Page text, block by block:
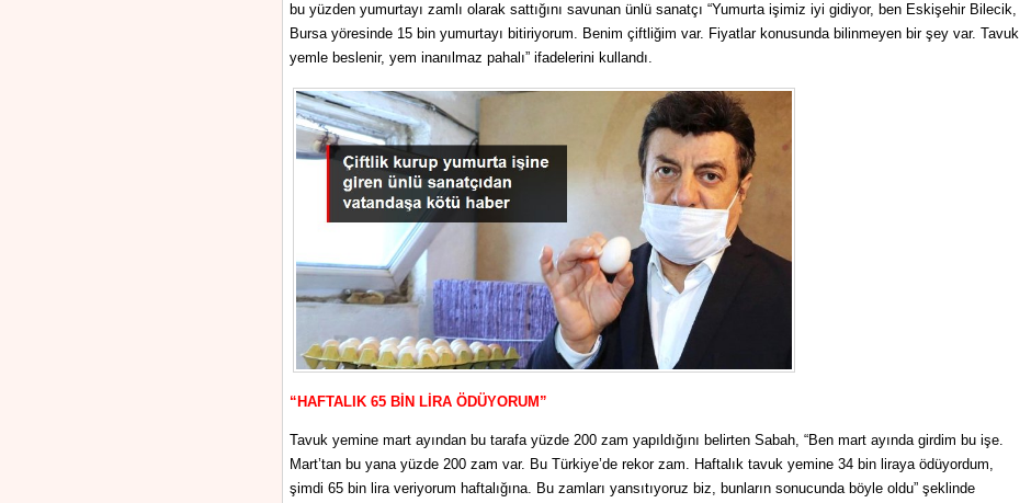
bu yüzden yumurtayı zamlı olarak sattığını savunan ünlü sanatçı “Yumurta işimiz iyi gidiyor, ben Eskişehir Bilecik,
Bursa yöresinde 15 bin yumurtayı bitiriyorum. Benim çiftliğim var. Fiyatlar konusunda bilinmeyen bir şey var. Tavuk
yemle beslenir, yem inanılmaz pahalı” ifadelerini kullandı.
“HAFTALIK 65 BİN LİRA ÖDÜYORUM”
Tavuk yemine mart ayından bu tarafa yüzde 200 zam yapıldığını belirten Sabah, “Ben mart ayında girdim bu işe.
Mart’tan bu yana yüzde 200 zam var. Bu Türkiye’de rekor zam. Haftalık tavuk yemine 34 bin liraya ödüyordum,
şimdi 65 bin lira veriyorum haftalığına. Bu zamları yansıtıyoruz biz, bunların sonucunda böyle oldu” şeklinde